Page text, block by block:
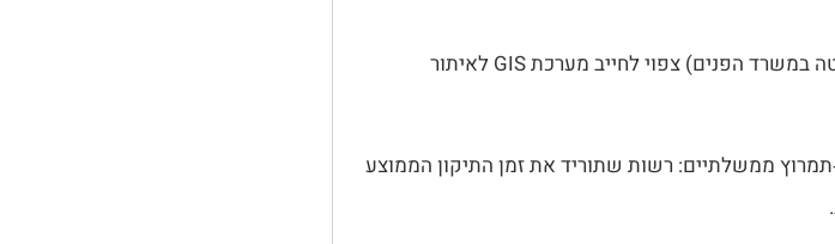
(טיוטה במשרד הפנים) צפוי לחייב מערכת GIS לאיתור
ממשלתיים: רשות שתוריד את זמן התיקון הממוצע